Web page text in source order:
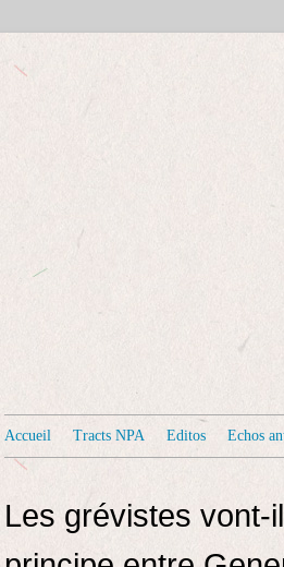
Accueil Tracts NPA Editos Echos
Les grévistes vont-